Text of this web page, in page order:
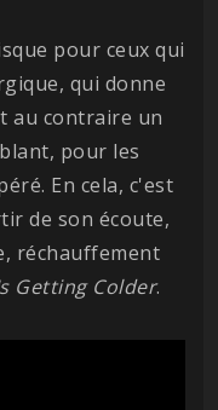
pour ceux qui
qui donne
au contraire un
pour les
En cela, c'est
de son écoute,
réchauffement
Getting Colder.